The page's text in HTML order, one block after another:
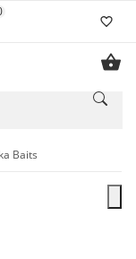
ist leer
Baits